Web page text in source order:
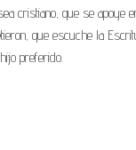
cristiano, que se apoye
que escuche la
preferido.